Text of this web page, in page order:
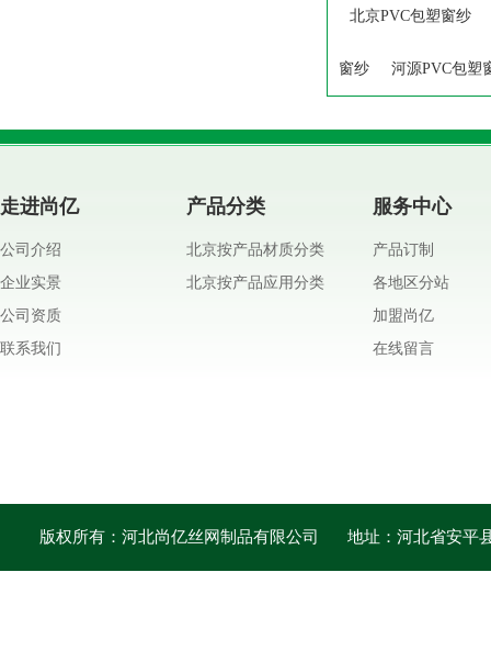
北京PVC包塑窗纱
窗纱 河源PVC包塑
走进尚亿
公司介绍
企业实景
公司资质
联系我们
产品分类
北京按产品材质分类
北京按产品应用分类
服务中心
产品订制
各地区分站
加盟尚亿
在线留言
版权所有：河北尚亿丝网制品有限公司 地址：河北省安平